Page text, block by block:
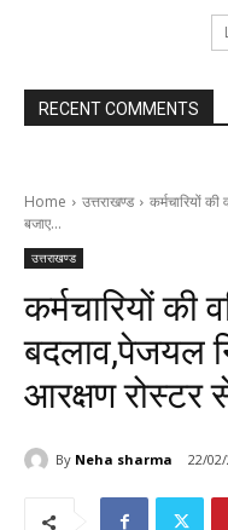
RECENT COMMENTS